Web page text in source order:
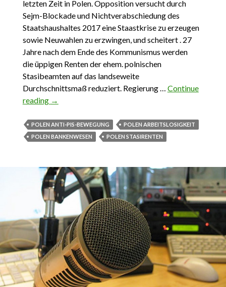
letzten Zeit in Polen. Opposition versucht durch
Sejm-Blockade und Nichtverabschiedung des
Staatshaushaltes 2017 eine Staastkrise zu erzeugen
sowie Neuwahlen zu erzwingen, und scheitert . 27
Jahre nach dem Ende des Kommunismus werden
die üppigen Renten der ehem. polnischen
Stasibeamten auf das landseweite
Durchschnittsmaß reduziert. Regierung … Continue
reading Das Wichtigste aus Polen 11. Dezember – 24.
→
POLEN ANTI-PIS-BEWEGUNG
POLEN ARBEITSLOSIGKEIT
POLEN BANKENWESEN
POLEN STASIRENTEN